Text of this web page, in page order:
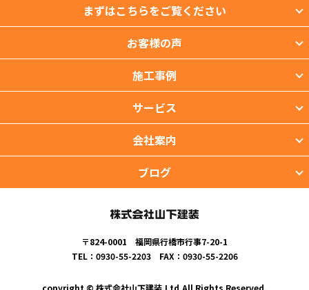
まずはこちらをご覧ください
お客様の声
施工事例
サービス
会社案内
ブログ
〒824-0001 福岡県行橋市行事7-20-1
TEL：0930-55-2203 FAX：0930-55-2206
copyright © 株式会社山下建装.Ltd.All Rights Reserved.